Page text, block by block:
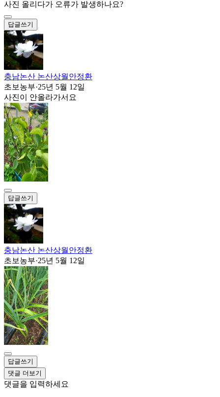
사진 올리다가 오류가 발생하나요?
답글쓰기
충남논산 논산상월안정환
초보농부·25년 5월 12일
사진이 안올라가서요
답글쓰기
충남논산 논산상월안정환
초보농부·25년 5월 12일
답글쓰기
댓글 더보기
댓글을 입력하세요